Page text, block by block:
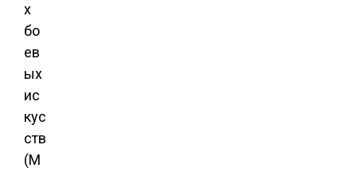
х
бо
ев
ых
ис
кус
ств
(М